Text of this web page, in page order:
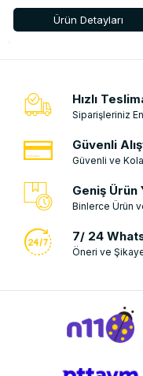
Ürün Detayları
Hızlı
Siparişleriniz
Güvenli
Güvenli ve
Geniş Ürün
Binlerce Ürün
7/ 24
Öneri ve